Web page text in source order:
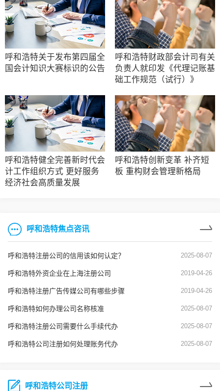
呼和浩特关于发布第四届全
国会计知识大赛标识的公告
呼和浩特财政部会计司有关
负责人就印发《代理记账基
础工作规范（试行）》
呼和浩特健全完善新时代会
计工作组织方式 更好服务
经济社会高质量发展
呼和浩特创新变革 补齐短
板 重构财会管理新格局
呼和浩特焦点咨讯
呼和浩特注册公司的信用该如何认定？ 2025-08-07
呼和浩特外资企业在上海注册公司 2019-04-26
呼和浩特注册广告传媒公司有哪些步骤 2019-04-26
呼和浩特如何办理公司名称核准 2025-08-07
呼和浩特注册公司需要什么手续代办 2025-08-07
呼和浩特公司注册如何处理账务代办 2025-08-07
呼和浩特公司注册